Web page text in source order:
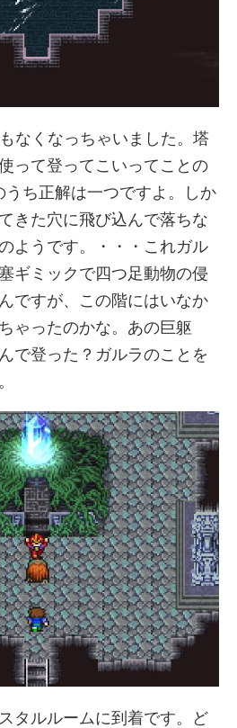
なくなっちゃいました。塔
って登ってこいってことの
うち正解は一つですよ。しか
きた穴に飛び込んで落ちな
ようです。・・・これガル
ギミックで四つ足動物の侵
ですが、この階にはいなか
ゃったのかな。あの巨躯
で登った？ガルラのことを
タルルームに到着です。ど